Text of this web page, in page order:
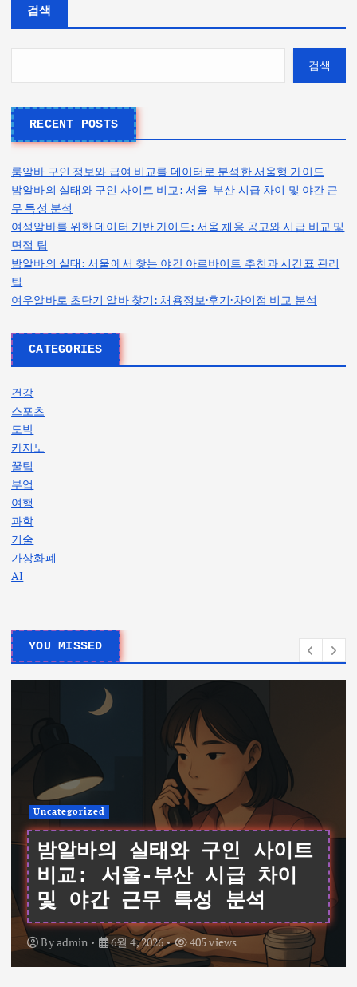
검색
검색
RECENT POSTS
룸알바 구인 정보와 급여 비교를 데이터로 분석한 서울형 가이드
밤알바의 실태와 구인 사이트 비교: 서울-부산 시급 차이 및 야간 근
무 특성 분석
여성알바를 위한 데이터 기반 가이드: 서울 채용 공고와 시급 비교 및
면접 팁
밤알바의 실태: 서울에서 찾는 야간 아르바이트 추천과 시간표 관리
팁
여우알바로 초단기 알바 찾기: 채용정보·후기·차이점 비교 분석
CATEGORIES
건강
스포츠
도박
카지노
꿀팁
부업
여행
과학
기술
가상화폐
AI
YOU MISSED
Uncategorized
여성알바를 위한 데이터 기반
가이드: 서울 채용 공고와 시
급 비교 및 면접 팁
Byadmin 6월 4, 2026 344 views